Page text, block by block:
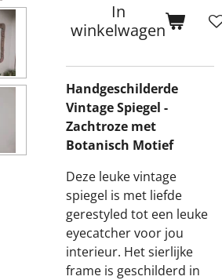
In
winkelwagen
Handgeschilderde
Vintage Spiegel -
Zachtroze met
Botanisch Motief
Deze leuke vintage
spiegel is met liefde
gerestyled tot een leuke
eyecatcher voor jou
interieur. Het sierlijke
frame is geschilderd in